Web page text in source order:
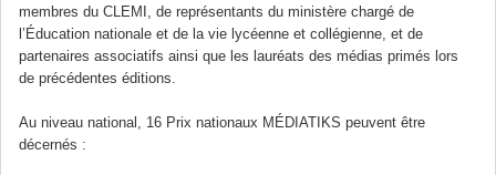
membres du CLEMI, de représentants du ministère chargé de
l’Éducation nationale et de la vie lycéenne et collégienne, et de
partenaires associatifs ainsi que les lauréats des médias primés lors
de précédentes éditions.
Au niveau national, 16 Prix nationaux MÉDIATIKS peuvent être
décernés :